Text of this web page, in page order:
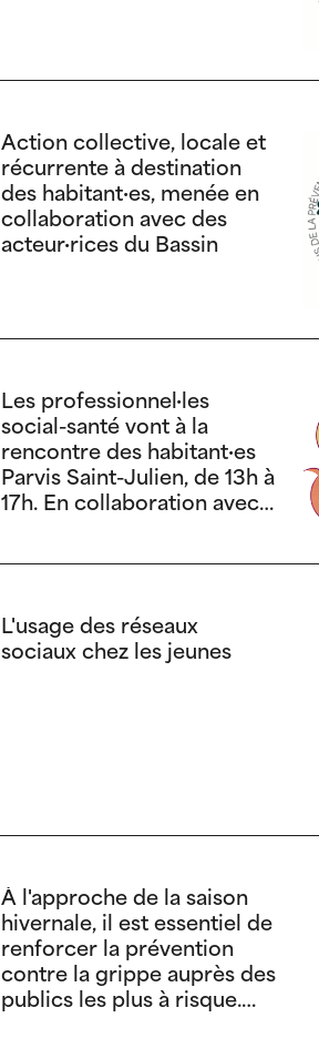
Action collective, locale et
récurrente à destination
des habitant·es, menée en
collaboration avec des
acteur·rices du Bassin
Les professionnel·les
social-santé vont à la
rencontre des habitant·es
Parvis Saint-Julien, de 13h à
17h. En collaboration avec
L'usage des réseaux
sociaux chez les jeunes
À l'approche de la saison
hivernale, il est essentiel de
renforcer la prévention
contre la grippe auprès des
publics les plus à risque.